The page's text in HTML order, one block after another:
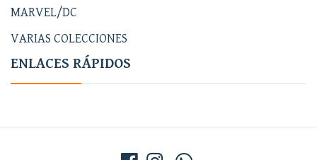
MARVEL/DC
VARIAS COLECCIONES
ENLACES RÁPIDOS